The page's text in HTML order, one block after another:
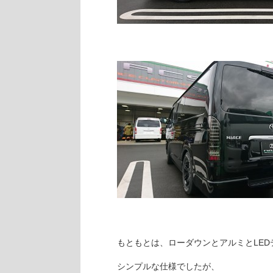
もともとは、ローダウンとアルミとLED
シンプルな仕様でしたが、